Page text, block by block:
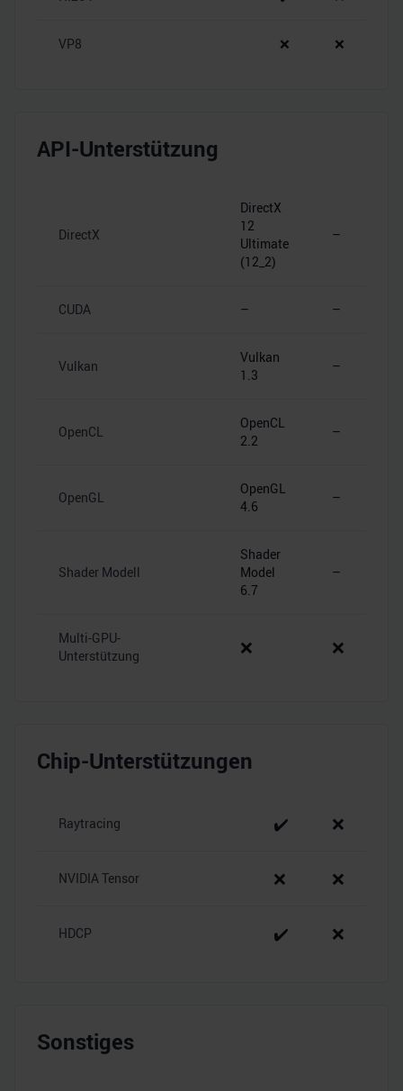
VP8 ❌ ❌
API-Unterstützung
DirectX
DirectX
12
Ultimate
(12_2)
–
CUDA – –
Vulkan
Vulkan
1.3
–
OpenCL
OpenCL
2.2
–
OpenGL
OpenGL
4.6
–
Shader Modell
Shader
Model
6.7
–
Multi-GPU-
Unterstützung
❌ ❌
Chip-Unterstützungen
Raytracing ✔️ ❌
NVIDIA Tensor ❌ ❌
HDCP ✔️ ❌
Sonstiges